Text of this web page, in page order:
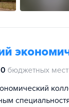
0 бюджетных мест